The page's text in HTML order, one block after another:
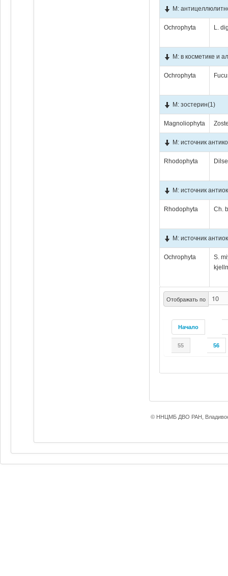
Отображать по
Начало
55 56
М:
Ochrophyta L.
М: в косметике и
Ochrophyta
М: зостерин(1)
Magnoliophyta
М: источник
Rhodophyta
М: источник
Rhodophyta Ch.
М: источник
Ochrophyta
S.
© ННЦМБ ДВО РАН,